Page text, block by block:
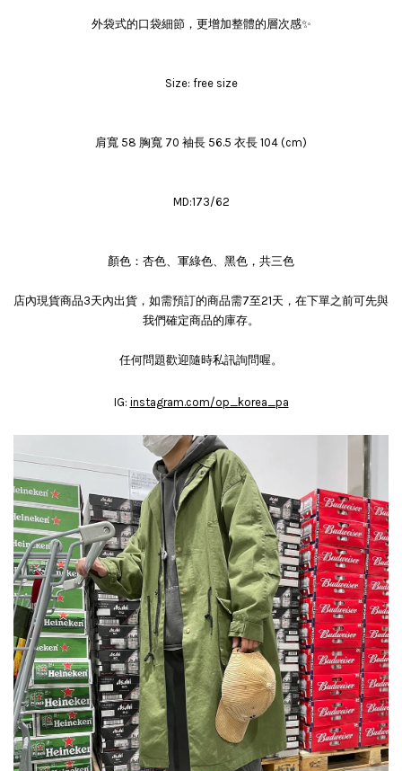
外袋式的口袋細節，更增加整體的層次感✨
Size: free size
肩寬 58 胸寬 70 袖長 56.5 衣長 104 (cm)
MD:173/62
顏色：杏色、軍綠色、黑色，共三色
店內現貨商品3天內出貨，如需預訂的商品需7至21天，在下單之前可先與
我們確定商品的庫存。
任何問題歡迎隨時私訊詢問喔。
IG: instagram.com/op_korea_pa